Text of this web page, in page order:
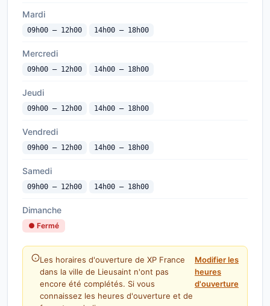
Mardi
09h00 — 12h00 14h00 — 18h00
Mercredi
09h00 — 12h00 14h00 — 18h00
Jeudi
09h00 — 12h00 14h00 — 18h00
Vendredi
09h00 — 12h00 14h00 — 18h00
Samedi
09h00 — 12h00 14h00 — 18h00
Dimanche
● Fermé
Les horaires d'ouverture de XP France
dans la ville de Lieusaint n'ont pas
encore été complétés. Si vous
connaissez les heures d'ouverture et de
Modifier les
heures
d'ouverture